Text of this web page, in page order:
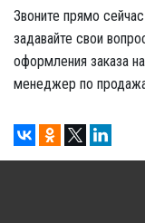
Звоните прямо
задавайте свои
оформления заказа
менеджер по